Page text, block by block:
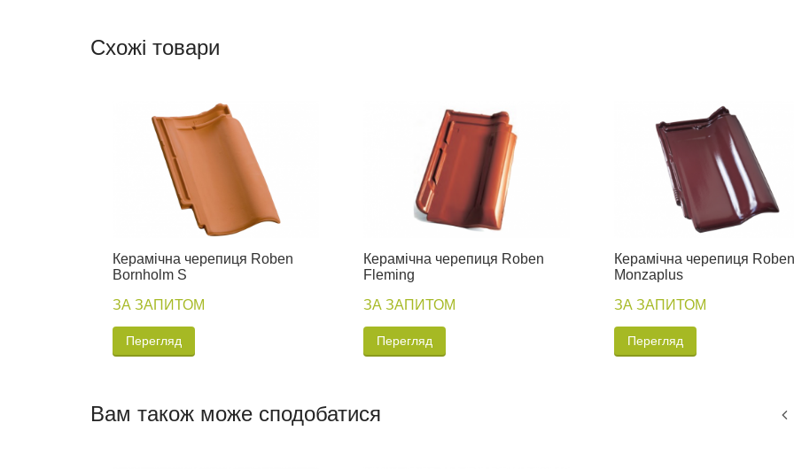
Схожі товари
Керамічна черепиця Roben
Bornholm S
ЗА ЗАПИТОМ
Перегляд
Керамічна черепиця Roben
Fleming
ЗА ЗАПИТОМ
Перегляд
Керамічна черепиця Roben
Monzaplus
ЗА ЗАПИТОМ
Перегляд
Вам також може сподобатися